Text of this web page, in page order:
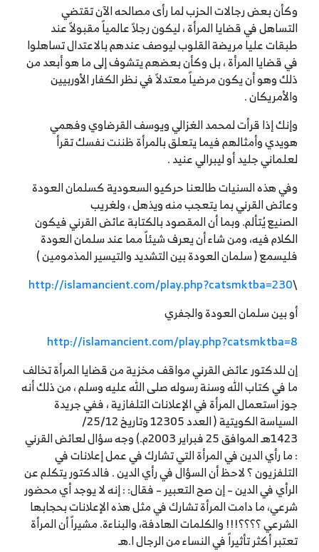
وكأن بعض رجالات الحزب لما رأى مصالحه الآن تقتضي
التساهل في قضايا المرأة ، ليكون رجلاً عالمياً مقبولاً عند
طبقات عليا مريضة القلوب ليوصف عندهم بالاعتدال تساهلوا
في قضايا المرأة ، بل وكأن بعضهم يتشوف إلى ما هو أبعد من
ذلك وهو أن يكون مرضياً معتدلاً في نظر الكفار الأوربيين
والأمريكان .
وإنك إذا قرأت لمحمد الغزالي ويوسف القرضاوي وفهمي
هويدي وأمثالهم فيما يتعلق بالمرأة ظننت نفسك تقرأ
لعلماني جليد أو ليبرالي عنيد .
وفي هذه السنيات طالعنا حركيو السعودية كسلمان العودة
وعائض القرني بما يتعجب منه ويذهل ، ولغريب
الصنيع يُتألم. وبما أن المقصود بالكتابة عائض القرني فيكون
الكلام فيه، ومن شاء أن يعرف شيئاً مما عند سلمان العودة
فليسمع ( سلمان العودة بين التشديد والتيسير المذمومين )
\
http://islamancient.com/play.php?catsmktba=230
أو بين سلمان العودة والجفري
http://islamancient.com/play.php?catsmktba=8
إن للدكتور عائض القرني مواقف مخزية من قضايا المرأة تخالف
ما في كتاب الله وسنة رسوله صلى الله عليه وسلم ، من ذلك أنه
جوز استعمال المرأة في الإعلانات التلفازية ، ففي جريدة
السياسة الكويتية ( العدد 12305 وتاريخ 25/12/
1423هـ الموافق 25 فبراير 2003م.) وجه سؤال لعائض القرني
: ما رأي الدين في المرأة التي تشارك في عمل إعلانات في
التلفزيون ؟ لاحظ أن السؤال في رأي الدين . فالدكتور يتكلم عن
الرأي في الدين – إن صح التعبير – فقال: : إنه لا يوجد أي محضور
شرعي، ما دامت المرأة تشارك في مثل هذه الإعلانات بحجابها
الشرعي ؟؟؟؟!!! والكلمات الهادفة، والبناءة. مشيراً أن المرأة
تعتبر أكثر تأثيراً في النساء من الرجال ا.هـ